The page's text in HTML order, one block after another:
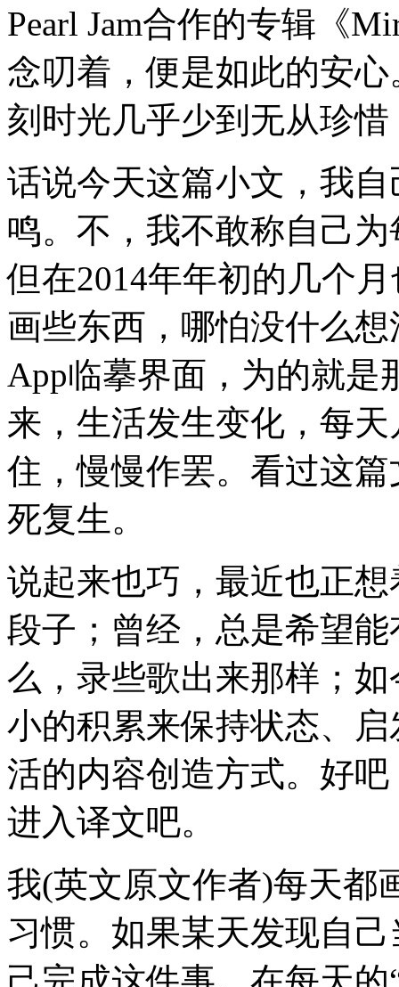
Pearl Jam合作的专辑《
念叨着，便是如此的安
刻时光几乎少到无从珍
话说今天这篇小文，我
鸣。不，我不敢称自己
但在2014年年初的几个
画些东西，哪怕没什么
App临摹界面，为的就是
来，生活发生变化，每
住，慢慢作罢。看过这
死复生。
说起来也巧，最近也正
段子；曾经，总是希望
么，录些歌出来那样；
小的积累来保持状态、
活的内容创造方式。好
进入译文吧。
我(英文原文作者)每天都
习惯。如果某天发现自